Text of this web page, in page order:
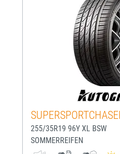
255/35R19 96Y XL BSW
SOMMERREIFEN